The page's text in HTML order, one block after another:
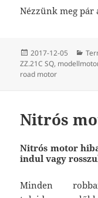
Nézzünk meg
Közzétéve
2017-12-05
ZZ.21C SQ,
road motor
Nitrós
Nitrós motor
indul vagy
Minden